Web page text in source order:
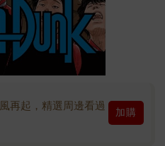
再起，精選周邊看過
加購